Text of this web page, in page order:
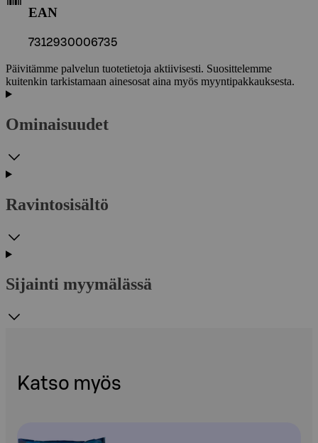
EAN
7312930006735
Päivitämme palvelun tuotetietoja aktiivisesti. Suosittelemme
kuitenkin tarkistamaan ainesosat aina myös myyntipakkauksesta.
Ominaisuudet
Ravintosisältö
Sijainti myymälässä
Katso myös